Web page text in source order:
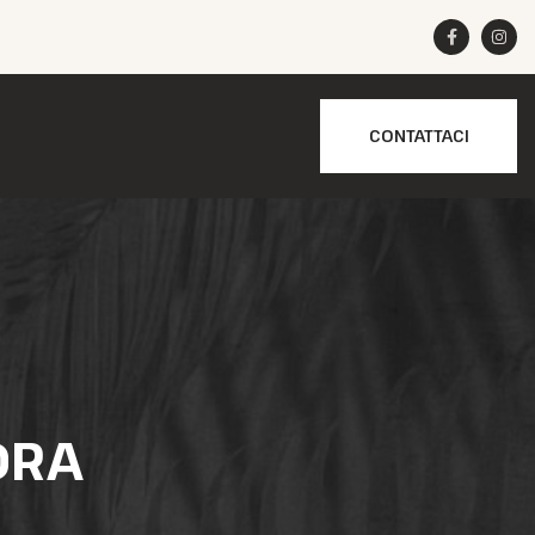
CONTATTACI